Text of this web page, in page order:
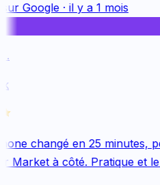
Google· il y a 1 mois
changé en 25 minutes,
à côté. Pratique et le